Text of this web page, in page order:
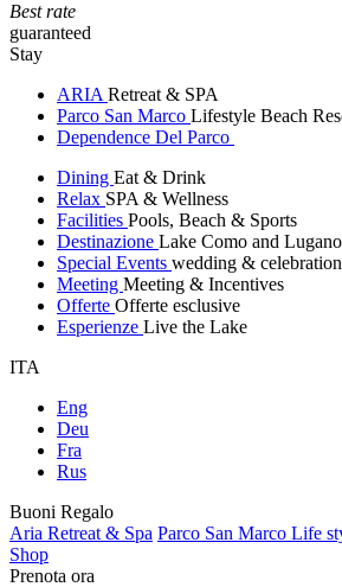
Best rate
guaranteed
Stay
ARIA Retreat & SPA
Parco San Marco Lifestyle Beach
Dependence Del Parco
Dining Eat & Drink
Relax SPA & Wellness
Facilities Pools, Beach & Sports
Destinazione Lake Como and Lugano
Special Events wedding &
Meeting Meeting & Incentives
Offerte Offerte esclusive
Esperienze Live the Lake
ITA
Eng
Deu
Fra
Rus
Buoni Regalo
Aria Retreat & Spa Parco San Marco Life
Shop
Prenota ora